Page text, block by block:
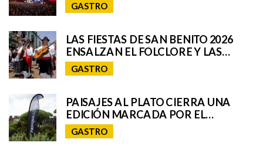
GASTRO
LAS FIESTAS DE SAN BENITO 2026
ENSALZAN EL FOLCLORE Y LAS
TRADICIONES DE TENERIFE E
INCORPORAN A SAN CRISTÓBAL A
GASTRO
PAISAJES AL PLATO CIERRA UNA
EDICIÓN MARCADA POR EL
TALENTO GASTRONÓMICO Y LA
INTERPRETACIÓN DEL PAISAJE
GASTRO